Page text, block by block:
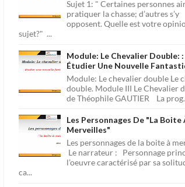
Sujet 1: " Certaines personnes
pratiquer la chasse; d’autres s’y
opposent. Quelle est votre
sujet?" ...
Module: Le Chevalier Double: :
Étudier Une Nouvelle
Module: Le chevalier double Le
double. Module III Le Chevalier
de Théophile GAUTIER La
Les Personnages De "la Boite
Merveilles"
Les personnages de la boite à
Le narrateur : Personnage
l’oeuvre caractérisé par sa
ca...